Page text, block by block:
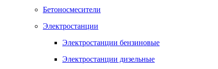
Бетоносмесители
Электростанции
Электростанции бензиновые
Электростанции дизельные